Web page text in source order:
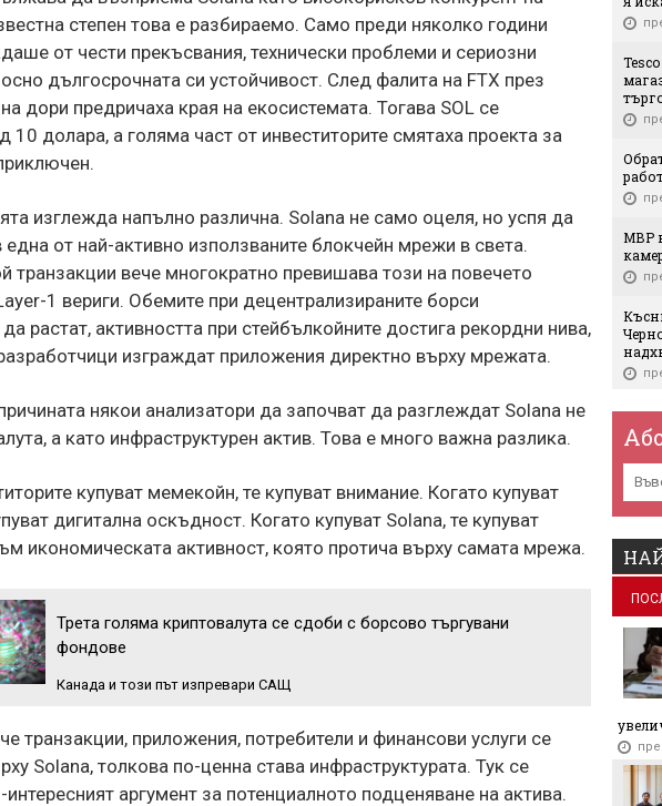
степен това е разбираемо. Само преди няколко години
от чести прекъсвания, технически проблеми и сериозни
дългосрочната си устойчивост. След фалита на FTX през
дори предричаха края на екосистемата. Тогава SOL се
10 долара, а голяма част от инвеститорите смятаха проекта за
изглежда напълно различна. Solana не само оцеля, но успя да
една от най-активно използваните блокчейн мрежи в света.
транзакции вече многократно превишава този на повечето
1 вериги. Обемите при децентрализираните борси
растат, активността при стейбълкойните достига рекордни нива,
изграждат приложения директно върху мрежата.
някои анализатори да започват да разглеждат Solana не
а като инфраструктурен актив. Това е много важна разлика.
купуват мемекойн, те купуват внимание. Когато купуват
дигитална оскъдност. Когато купуват Solana, те купуват
икономическата активност, която протича върху самата мрежа.
Трета голяма криптовалута се сдоби с борсово търгувани
фондове
Канада и този път изпревари САЩ
транзакции, приложения, потребители и финансови услуги се
Solana, толкова по-ценна става инфраструктурата. Тук се
интересният аргумент за потенциалното подценяване на актива.
МВР
Най-
за
за